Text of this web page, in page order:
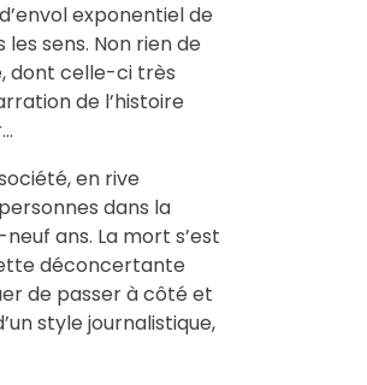
exponentiel de
sens. Non rien de
dont celle-ci très
de l’histoire
en rive
dans la
ans. La mort s’est
déconcertante
de passer à côté et
style journalistique,